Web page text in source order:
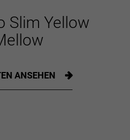
Slim Yellow
ANSEHEN